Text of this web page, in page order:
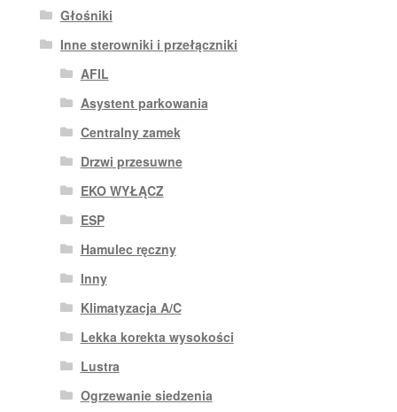
Głośniki
Inne sterowniki i przełączniki
AFIL
Asystent parkowania
Centralny zamek
Drzwi przesuwne
EKO WYŁĄCZ
ESP
Hamulec ręczny
Inny
Klimatyzacja A/C
Lekka korekta wysokości
Lustra
Ogrzewanie siedzenia